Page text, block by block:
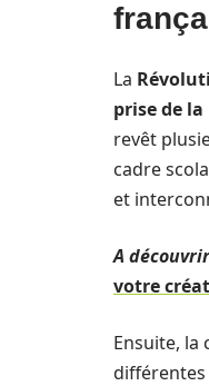
La
prise de
revêt
cadre
et
A
votre
Ensuite, la
différentes